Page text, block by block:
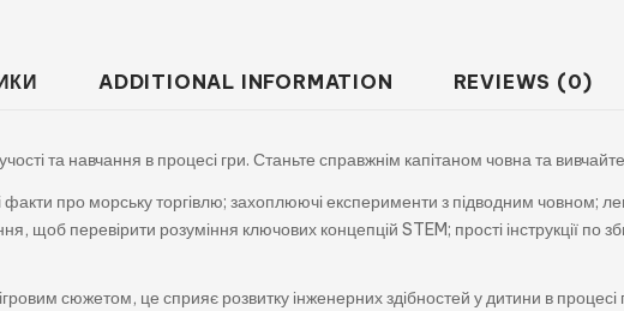
ADDITIONAL INFORMATION REVIEWS (0)
та навчання в процесі гри. Станьте справжнім капітаном човна та
факти про морську торгівлю; захоплюючі експерименти з підводним човном;
щоб перевірити розуміння ключових концепцій STEM; прості інструкції
сюжетом, це сприяє розвитку інженерних здібностей у дитини в процесі